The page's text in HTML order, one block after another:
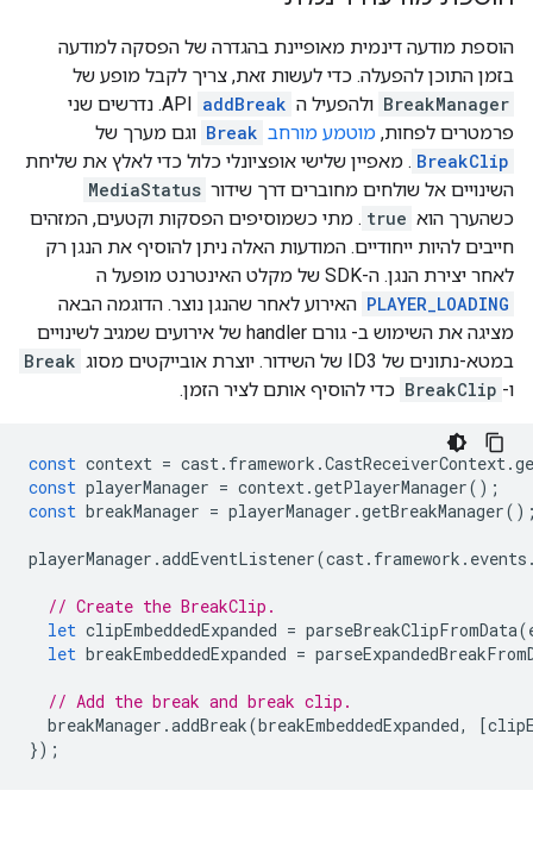
הוספת מודעה דינמית מאופיינת בהגדרה של הפסקה למודעה
בזמן התוכן להפעלה. כדי לעשות זאת, צריך לקבל מופע של
BreakManager ולהפעיל ה addBreak
API. נדרשים שני
פרמטרים לפחות, מוטמע מורחב Break וגם מערך של
BreakClip . מאפיין שלישי אופציונלי כלול כדי לאלץ את שליחת
השינויים אל שולחים מחוברים דרך שידור MediaStatus
כשהערך הוא true . מתי כשמוסיפים הפסקות וקטעים, המזהים
חייבים להיות ייחודיים. המודעות האלה ניתן להוסיף את הנגן רק
לאחר יצירת הנגן. ה-SDK של מקלט האינטרנט מופעל ה
PLAYER_LOADING האירוע לאחר שהנגן נוצר. הדוגמה הבאה
מציגה את השימוש ב- גורם handler של אירועים שמגיב לשינויים
במטא-נתונים של ID3 של השידור. יוצרת אובייקטים מסוג
Break
ו- BreakClip כדי להוסיף אותם לציר הזמן.
const context = cast. framework .CastReceiverContext.
const playerManager = context.getPlayerManager();
const breakManager = playerManager .getBreakManager
playerManager .addEventListener(cast. framework . events
// Create the BreakClip.
let clipEmbeddedExpanded = parseBreakClipFromData(
let breakEmbeddedExpanded =
// Add the break and break clip.
breakManager .addBreak(breakEmbeddedExpanded, [
});